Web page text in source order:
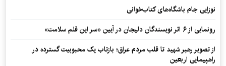
نوزایی جام باشگاه‌های کتاب‌خوانی
رونمایی از ۶ اثر نویسندگان دلیجان در آیین «سر این قلم سلامت»
از تصویر رهبر شهید تا قلب مردم عراق؛ بازتاب یک محبوبیت گسترده در
راهپیمایی اربعین